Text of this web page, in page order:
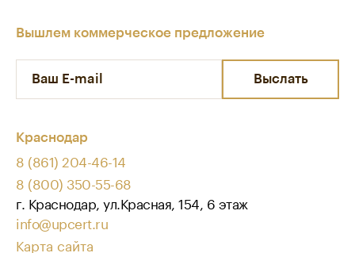
Вышлем коммерческое предложение
Выслать
Краснодар
8 (861) 204-46-14
8 (800) 350-55-68
г. Краснодар, ул.Красная, 154, 6 этаж
info@upcert.ru
Карта сайта